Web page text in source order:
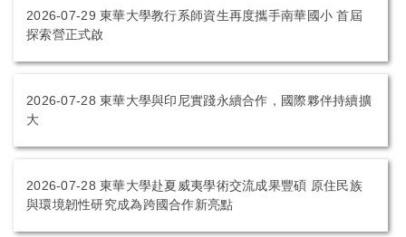
2026-07-29東華大學教行系師資生再度攜手南華國小 首屆
探索營正式啟
2026-07-28東華大學與印尼實踐永續合作，國際夥伴持續擴
大
2026-07-28東華大學赴夏威夷學術交流成果豐碩 原住民族
與環境韌性研究成為跨國合作新亮點